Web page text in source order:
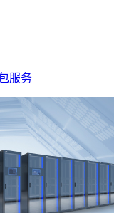
服务